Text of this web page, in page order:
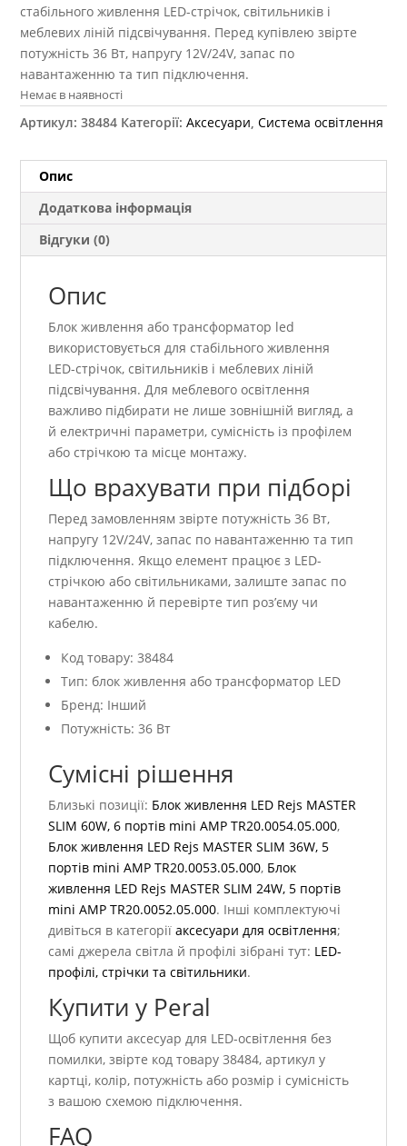
стабільного живлення LED-стрічок, світильників і
меблевих ліній підсвічування. Перед купівлею звірте
потужність 36 Вт, напругу 12V/24V, запас по
навантаженню та тип підключення.
Немає в наявності
Артикул:38484 Категорії:Аксесуари ,Система освітлення
Опис
Додаткова інформація
Відгуки (0)
Опис
Блок живлення або трансформатор led
використовується для стабільного живлення
LED-стрічок, світильників і меблевих ліній
підсвічування. Для меблевого освітлення
важливо підбирати не лише зовнішній вигляд, а
й електричні параметри, сумісність із профілем
або стрічкою та місце монтажу.
Що врахувати при підборі
Перед замовленням звірте потужність 36 Вт,
напругу 12V/24V, запас по навантаженню та тип
підключення. Якщо елемент працює з LED-
стрічкою або світильниками, залиште запас по
навантаженню й перевірте тип роз’єму чи
кабелю.
Код товару: 38484
Тип: блок живлення або трансформатор LED
Бренд: Інший
Потужність: 36 Вт
Сумісні рішення
Близькі позиції: Блок живлення LED Rejs MASTER
SLIM 60W, 6 портів mini AMP TR20.0054.05.000,
Блок живлення LED Rejs MASTER SLIM 36W, 5
портів mini AMP TR20.0053.05.000, Блок
живлення LED Rejs MASTER SLIM 24W, 5 портів
mini AMP TR20.0052.05.000. Інші комплектуючі
дивіться в категоріїаксесуари для освітлення;
самі джерела світла й профілі зібрані тут: LED-
профілі, стрічки та світильники.
Купити у Peral
Щоб купити аксесуар для LED-освітлення без
помилки, звірте код товару 38484, артикул у
картці, колір, потужність або розмір і сумісність
з вашою схемою підключення.
FAQ